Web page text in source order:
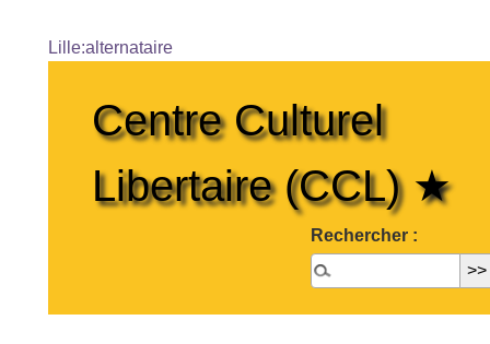
Lille:alternataire
Centre Culturel
Libertaire (CCL) ★
Rechercher :